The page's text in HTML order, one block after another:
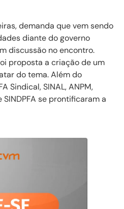
demanda que vem sendo
diante do governo
discussão no encontro.
proposta a criação de um
do tema. Além do
Sindical, SINAL, ANPM,
SINDPFA se prontificaram a